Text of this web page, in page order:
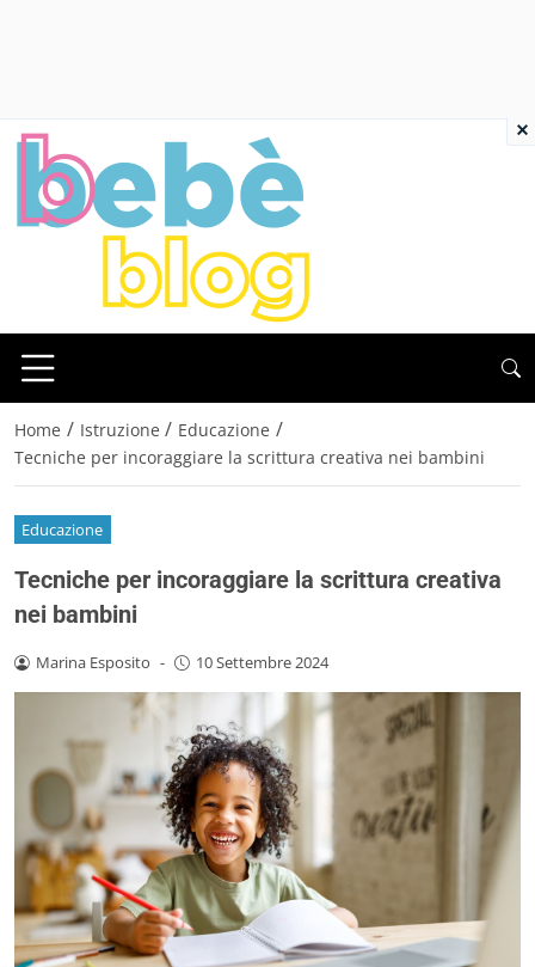
Home / Istruzione / Educazione /
Tecniche per incoraggiare la scrittura creativa nei bambini
Educazione
Tecniche per incoraggiare la scrittura creativa
nei bambini
Marina Esposito - 10 Settembre 2024
×